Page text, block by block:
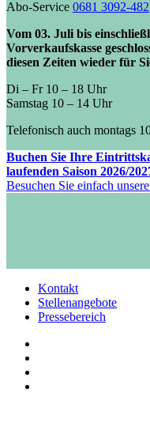
Abo-Service 0681 3092-482
Vom 03. Juli bis
Vorverkaufskasse
diesen Zeiten wieder für
Di – Fr 10 – 18 Uhr
Samstag 10 – 14 Uhr
Telefonisch auch montags
Buchen Sie Ihre
laufenden Saison 2026/
Besuchen Sie einfach
Kontakt
Stellenangebote
Pressebereich